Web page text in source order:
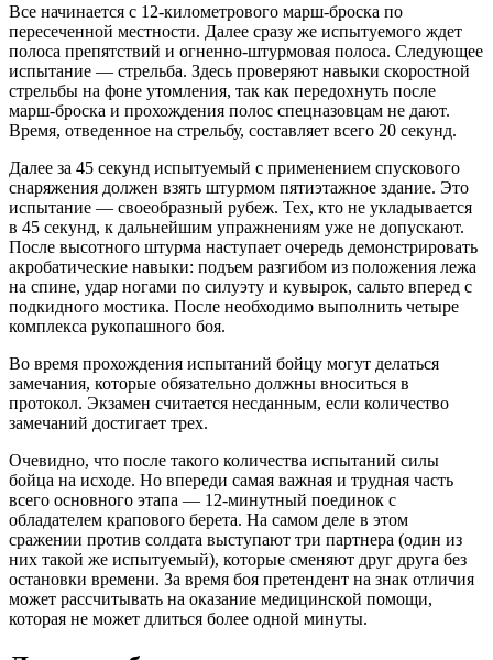
Все начинается с 12-километрового марш-броска по
пересеченной местности. Далее сразу же испытуемого ждет
полоса препятствий и огненно-штурмовая полоса. Следующее
испытание — стрельба. Здесь проверяют навыки скоростной
стрельбы на фоне утомления, так как передохнуть после
марш-броска и прохождения полос спецназовцам не дают.
Время, отведенное на стрельбу, составляет всего 20 секунд.
Далее за 45 секунд испытуемый с применением спускового
снаряжения должен взять штурмом пятиэтажное здание. Это
испытание — своеобразный рубеж. Тех, кто не укладывается
в 45 секунд, к дальнейшим упражнениям уже не допускают.
После высотного штурма наступает очередь демонстрировать
акробатические навыки: подъем разгибом из положения лежа
на спине, удар ногами по силуэту и кувырок, сальто вперед с
подкидного мостика. После необходимо выполнить четыре
комплекса рукопашного боя.
Во время прохождения испытаний бойцу могут делаться
замечания, которые обязательно должны вноситься в
протокол. Экзамен считается несданным, если количество
замечаний достигает трех.
Очевидно, что после такого количества испытаний силы
бойца на исходе. Но впереди самая важная и трудная часть
всего основного этапа — 12-минутный поединок с
обладателем крапового берета. На самом деле в этом
сражении против солдата выступают три партнера (один из
них такой же испытуемый), которые сменяют друг друга без
остановки времени. За время боя претендент на знак отличия
может рассчитывать на оказание медицинской помощи,
которая не может длиться более одной минуты.